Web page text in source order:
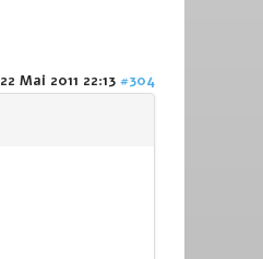
22 Mai 2011 22:13 #304